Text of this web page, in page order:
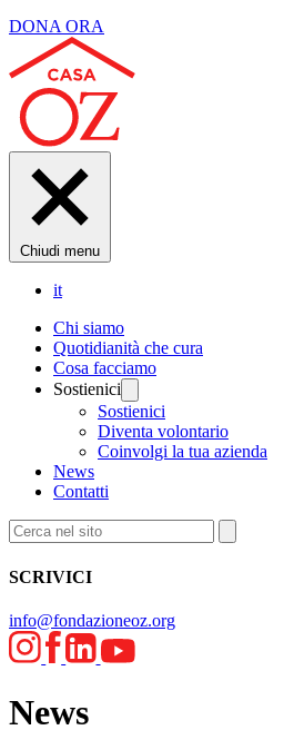
DONA ORA
Chiudi menu
it
Chi siamo
Quotidianità che cura
Cosa facciamo
Sostienici
Sostienici
Diventa volontario
Coinvolgi la tua azienda
News
Contatti
SCRIVICI
info@fondazioneoz.org
News